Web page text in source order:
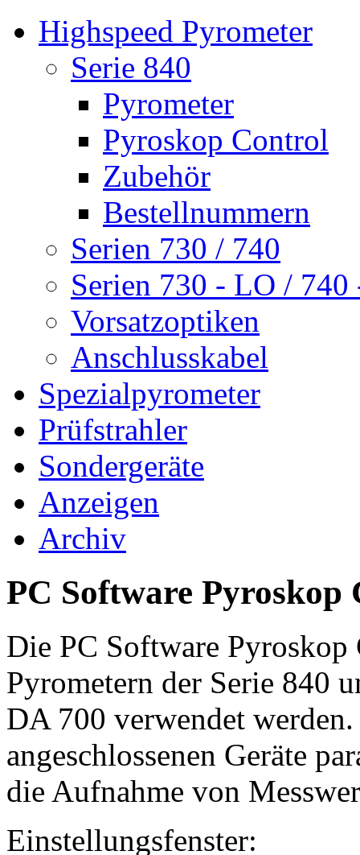
Highspeed Pyrometer
Serie 840
Pyrometer
Pyroskop Control
Zubehör
Bestellnummern
Serien 730 / 740
Serien 730 - LO / 740
Vorsatzoptiken
Anschlusskabel
Spezialpyrometer
Prüfstrahler
Sondergeräte
Anzeigen
Archiv
PC Software Pyroskop
Die PC Software
Pyrometern der Serie 840
DA 700 verwendet
angeschlossenen Geräte
die Aufnahme von
Einstellungsfenster: